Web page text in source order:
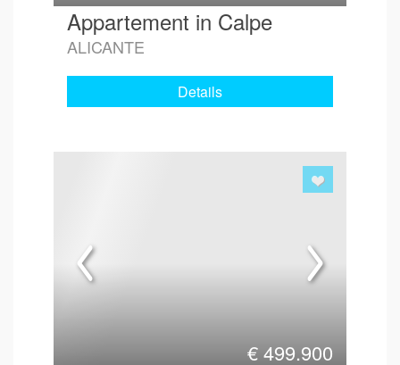
Appartement in Calpe
ALICANTE
Details
€499.900